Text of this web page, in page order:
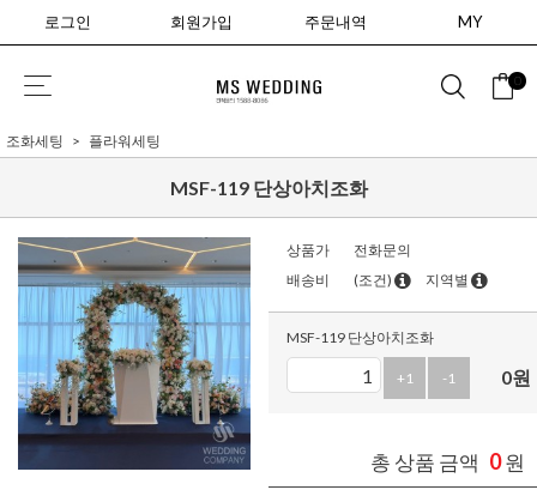
로그인 회원가입 주문내역 MY
0
조화세팅 플라워세팅
MSF-119 단상아치조화
상품가
전화문의
배송비
(조건) 지역별
MSF-119 단상아치조화
+1 -1 0원
총 상품 금액 0원